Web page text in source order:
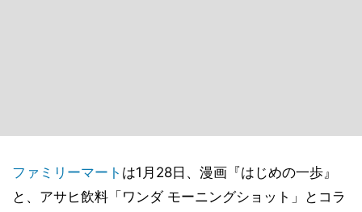
ファミリーマート は1月28日、漫画『はじめの一歩』
と、アサヒ飲料「ワンダ モーニングショット」とコラ